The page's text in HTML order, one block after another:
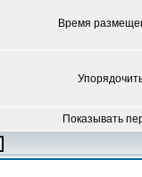
Время
Показывать